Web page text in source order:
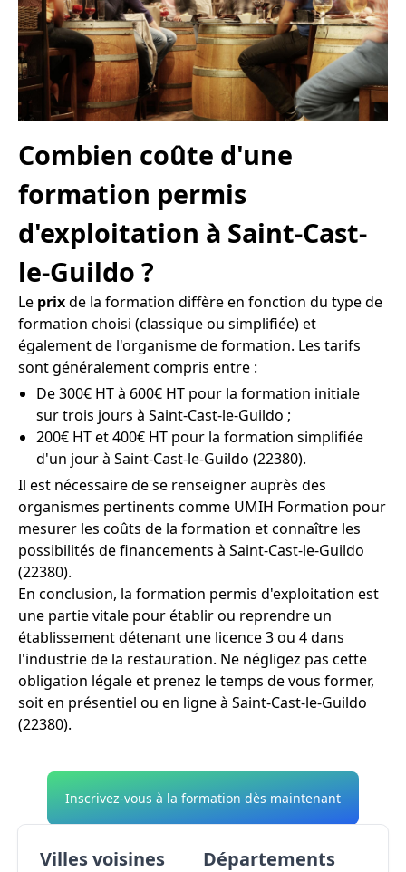
Combien coûte d'une
formation permis
d'exploitation à Saint-Cast-
le-Guildo ?
Le prixde la formation diffère en fonction du type de
formation choisi (classique ou simplifiée) et
également de l'organisme de formation. Les tarifs
sont généralement compris entre :
De 300€ HT à 600€ HT pour la formation initiale
sur trois jours à Saint-Cast-le-Guildo ;
200€ HT et 400€ HT pour la formation simplifiée
d'un jour à Saint-Cast-le-Guildo (22380).
Il est nécessaire de se renseigner auprès des
organismes pertinents comme UMIH Formation pour
mesurer les coûts de la formation et connaître les
possibilités de financements à Saint-Cast-le-Guildo
(22380).
En conclusion, la formation permis d'exploitation est
une partie vitale pour établir ou reprendre un
établissement détenant une licence 3 ou 4 dans
l'industrie de la restauration. Ne négligez pas cette
obligation légale et prenez le temps de vous former,
soit en présentiel ou en ligne à Saint-Cast-le-Guildo
(22380).
Inscrivez-vous à la formation dès maintenant
Villes voisines Départements